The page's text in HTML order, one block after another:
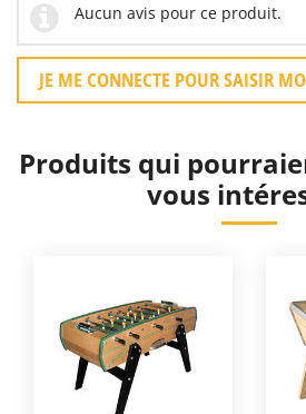
Aucun avis pour ce produit.
JE ME CONNECTE POUR SAISIR
Produits qui
vous